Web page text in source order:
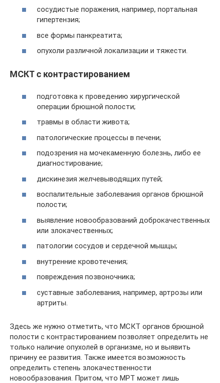
сосудистые поражения, например, портальная
гипертензия;
все формы панкреатита;
опухоли различной локализации и тяжести.
МСКТ с контрастированием
подготовка к проведению хирургической
операции брюшной полости;
травмы в области живота;
патологические процессы в печени;
подозрения на мочекаменную болезнь, либо ее
диагностирование;
дискинезия желчевыводящих путей;
воспалительные заболевания органов брюшной
полости;
выявление новообразований доброкачественных
или злокачественных;
патологии сосудов и сердечной мышцы;
внутренние кровотечения;
повреждения позвоночника;
суставные заболевания, например, артрозы или
артриты.
Здесь же нужно отметить, что МСКТ органов брюшной
полости с контрастированием позволяет определить не
только наличие опухолей в организме, но и выявить
причину ее развития. Также имеется возможность
определить степень злокачественности
новообразования. Притом, что МРТ может лишь